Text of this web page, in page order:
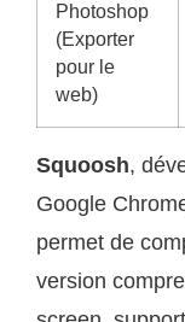
Photoshop
(Exporter
pour le
web)
Squoosh,
Google
permet de
version